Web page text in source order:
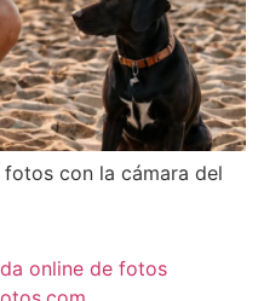
con la cámara del